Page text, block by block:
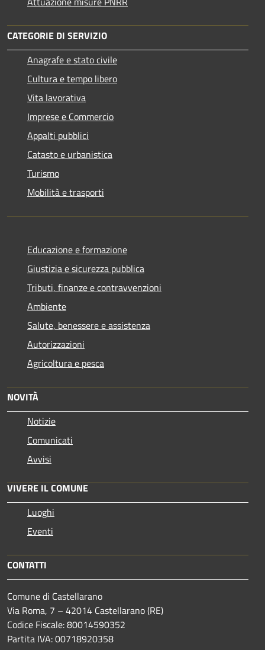
CATEGORIE DI SERVIZIO
Anagrafe e stato civile
Cultura e tempo libero
Vita lavorativa
Imprese e Commercio
Appalti pubblici
Catasto e urbanistica
Turismo
Mobilità e trasporti
Educazione e formazione
Giustizia e sicurezza pubblica
Tributi, finanze e contravvenzioni
Ambiente
Salute, benessere e assistenza
Autorizzazioni
Agricoltura e pesca
NOVITÀ
Notizie
Comunicati
Avvisi
VIVERE IL COMUNE
Luoghi
Eventi
CONTATTI
Comune di Castellarano
Via Roma, 7 – 42014 Castellarano (RE)
Codice Fiscale: 80014590352
Partita IVA: 00718920358